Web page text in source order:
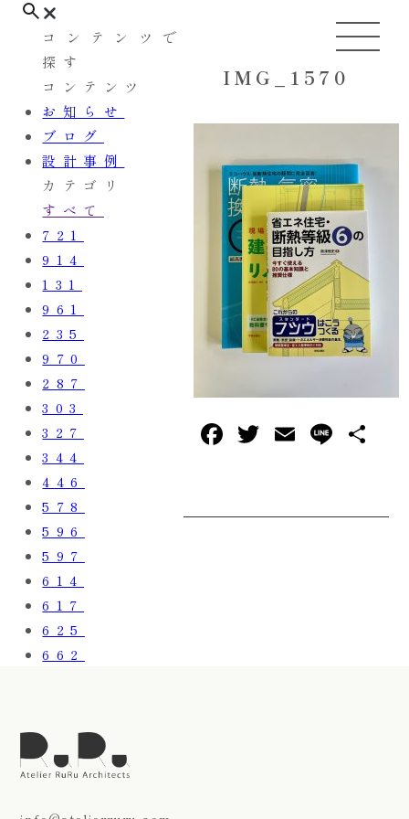
コンテンツで
探す
コンテンツ
お知らせ
ブログ
設計事例
カテゴリ
すべて
721
914
131
961
235
970
287
303
327
344
446
578
596
597
614
617
625
662
IMG_1570
F
e
T
te
E
l
L